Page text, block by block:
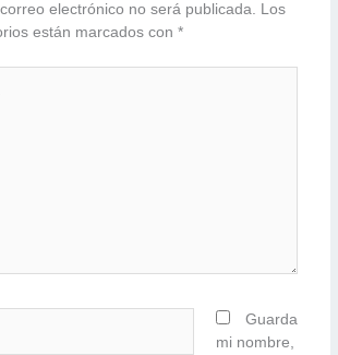
electrónico no será publicada. Los
están marcados con *
Guarda
mi nombre,